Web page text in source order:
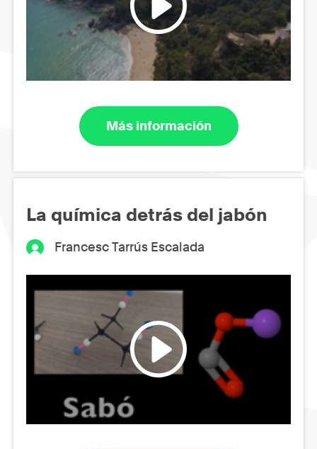
Más información
La química detrás del jabón
Francesc Tarrús Escalada